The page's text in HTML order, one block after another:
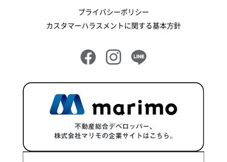
2024年3月
2024年1月
2023年12月
2023年11月
2023年10月
プライバシーポリシー
カスタマーハラスメントに関する基本方針